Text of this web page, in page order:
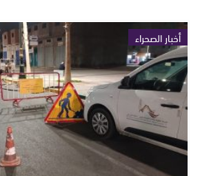
أخبار الصحراء